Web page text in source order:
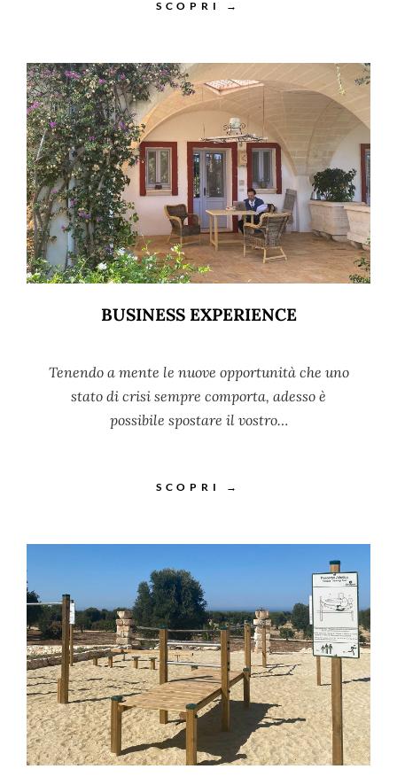
SCOPRI →
BUSINESS EXPERIENCE
Tenendo a mente le nuove opportunità che uno
stato di crisi sempre comporta, adesso è
possibile spostare il vostro…
SCOPRI →